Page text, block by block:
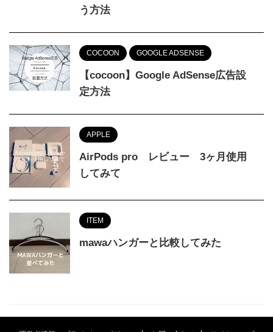
う方法
COCOON GOOGLE ADSENSE
【cocoon】Google AdSense広告設
定方法
APPLE
AirPods pro レビュー 3ヶ月使用
してみて
ITEM
mawaハンガーと比較してみた